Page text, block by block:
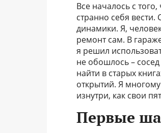
Все началось с
странно себя
динамики. Я,
ремонт сам. В
я решил
не обошлось –
найти в старых
открытий. Я
изнутри, как свои
Первые